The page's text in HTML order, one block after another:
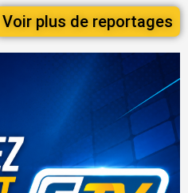
Voir plus de reportages